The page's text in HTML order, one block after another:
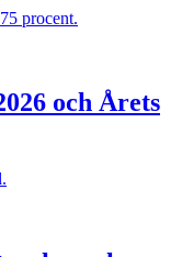
procent.
och Årets